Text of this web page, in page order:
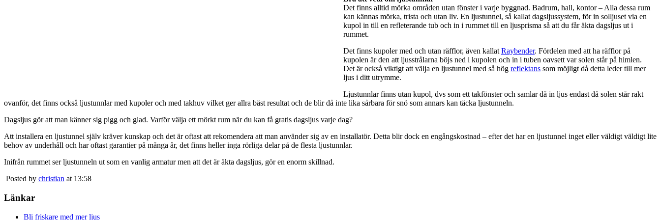
Det finns alltid mörka områden utan fönster i varje byggnad. Badrum, hall, kontor – Alla dessa rum
kan kännas mörka, trista och utan liv. En ljustunnel, så kallat dagsljussystem, för in solljuset via en
kupol in till en refleterande tub och in i rummet till en ljusprisma så att du får äkta dagsljus ut i
rummet.
Det finns kupoler med och utan räfflor, även kallatRaybender. Fördelen med att ha räfflor på
kupolen är den att ljusstrålarna böjs ned i kupolen och in i tuben oavsett var solen står på himlen.
Det är också viktigt att välja en ljustunnel med så hög reflektans som möjligt då detta leder till mer
ljus i ditt utrymme.
Ljustunnlar finns utan kupol, dvs som ett takfönster och samlar då in ljus endast då solen står rakt
ovanför, det finns också ljustunnlar med kupoler och med takhuv vilket ger allra bäst resultat och de blir då inte lika sårbara för snö som annars kan täcka ljustunneln.
Dagsljus gör att man känner sig pigg och glad. Varför välja ett mörkt rum när du kan få gratis dagsljus varje dag?
Att installera en ljustunnel själv kräver kunskap och det är oftast att rekomendera att man använder sig av en installatör. Detta blir dock en engångskostnad – efter det har en ljustunnel inget eller väldigt väldigt lite
behov av underhåll och har oftast garantier på många år, det finns heller inga rörliga delar på de flesta ljustunnlar.
Inifrån rummet ser ljustunneln ut som en vanlig armatur men att det är äkta dagsljus, gör en enorm skillnad.
Posted by christian at 13:58
Länkar
Bli friskare med mer ljus